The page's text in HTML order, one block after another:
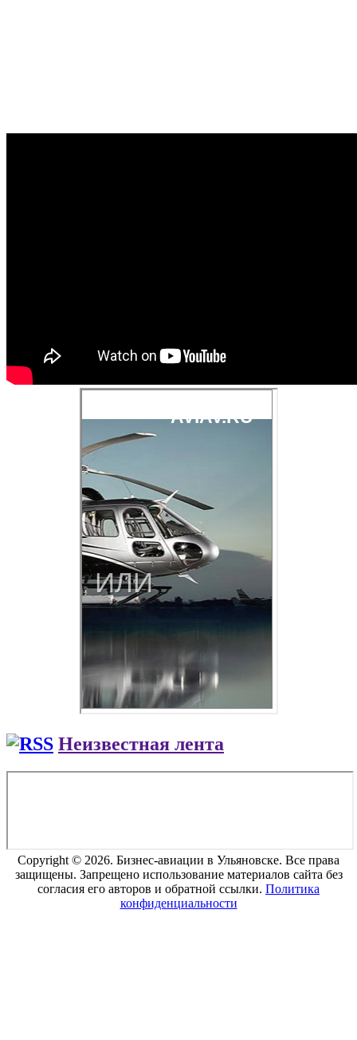
Неизвестная лента
Copyright © 2026. Бизнес-авиации в Ульяновске. Все права
защищены. Запрещено использование материалов сайта без
согласия его авторов и обратной ссылки. Политика
конфиденциальности